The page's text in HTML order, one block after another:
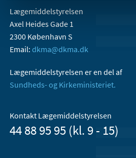
Lægemiddelstyrelsen
Axel Heides Gade 1
2300 København S
Email: dkma@dkma.dk
Lægemiddelstyrelsen er en del af
Sundheds- og Kirkeministeriet.
Kontakt Lægemiddelstyrelsen
44 88 95 95 (kl. 9 - 15)